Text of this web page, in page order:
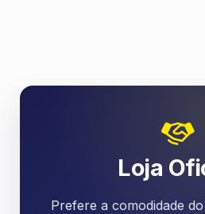
Loja
Prefere a comodidade do